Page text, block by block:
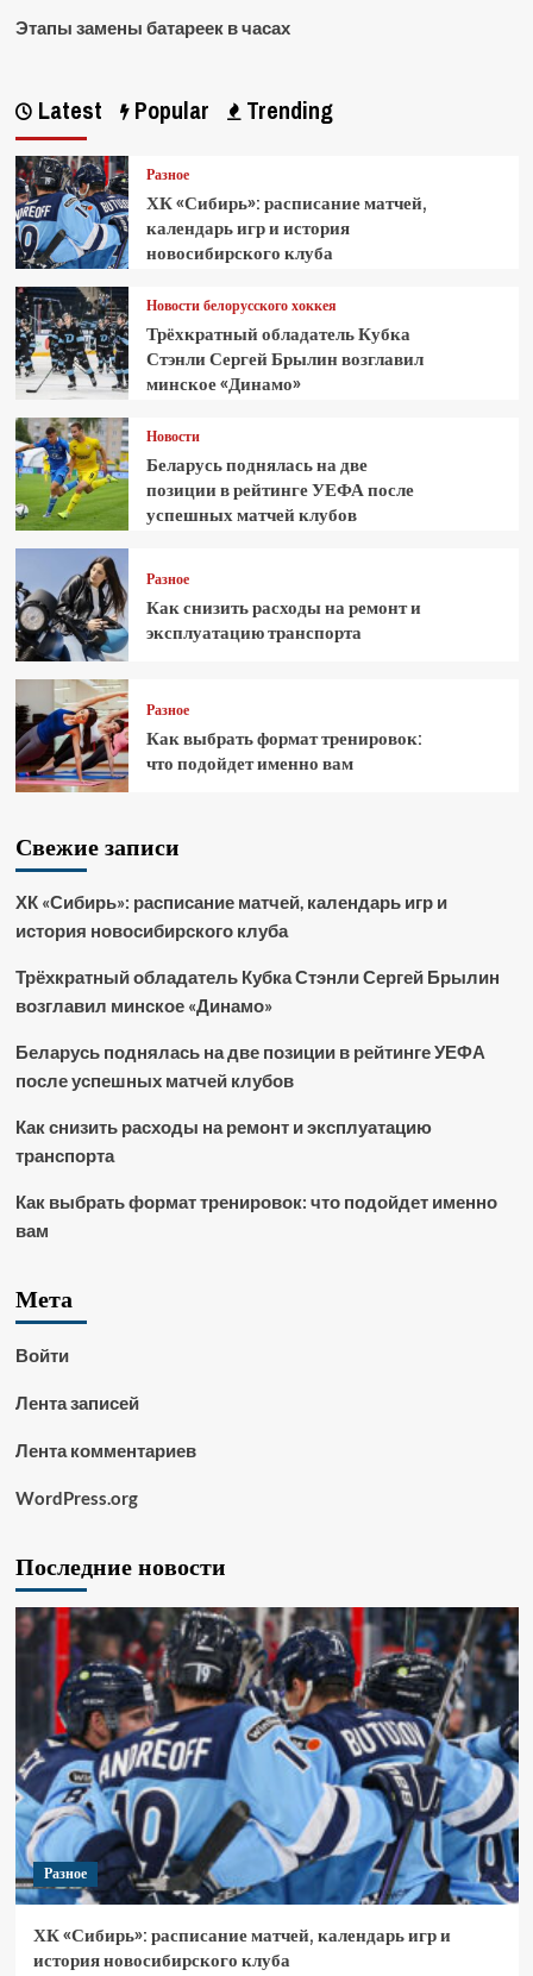
Этапы замены батареек в часах
Latest Popular Trending
Разное
ХК «Сибирь»: расписание матчей,
календарь игр и история
новосибирского клуба
Новости белорусского хоккея
Трёхкратный обладатель Кубка
Стэнли Сергей Брылин возглавил
минское «Динамо»
Новости
Беларусь поднялась на две
позиции в рейтинге УЕФА после
успешных матчей клубов
Разное
Как снизить расходы на ремонт и
эксплуатацию транспорта
Разное
Как выбрать формат тренировок:
что подойдет именно вам
Свежие записи
ХК «Сибирь»: расписание матчей, календарь игр и
история новосибирского клуба
Трёхкратный обладатель Кубка Стэнли Сергей Брылин
возглавил минское «Динамо»
Беларусь поднялась на две позиции в рейтинге УЕФА
после успешных матчей клубов
Как снизить расходы на ремонт и эксплуатацию
транспорта
Как выбрать формат тренировок: что подойдет именно
вам
Мета
Войти
Лента записей
Лента комментариев
WordPress.org
Последние новости
Разное
ХК «Сибирь»: расписание матчей, календарь игр и
история новосибирского клуба